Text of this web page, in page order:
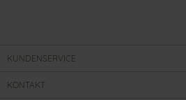
KUNDENSERVICE
KONTAKT